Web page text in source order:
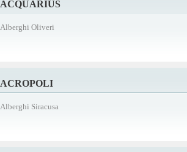
ACQUARIUS
Alberghi Oliveri
ACROPOLI
Alberghi Siracusa